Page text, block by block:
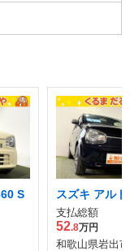
S スズキ アル
支払総額
52.8万円
和歌山県岩出市